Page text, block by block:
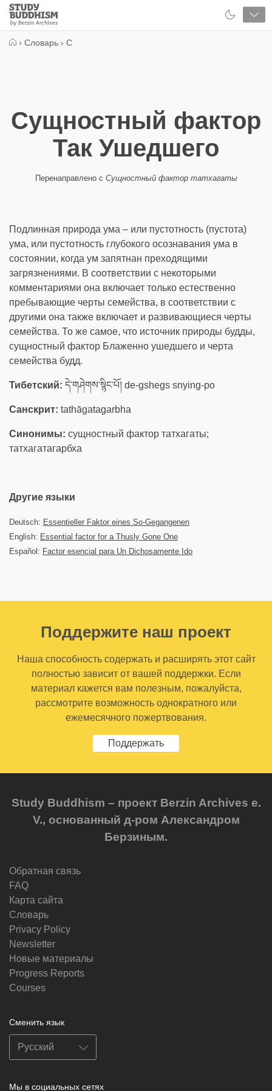
Close
Study
Buddhism
› Словарь › С
Сущностный фактор
Так Ушедшего
Перенаправлено с Сущностный фактор татхагаты
Подлинная природа ума – или пустотность (пустота)
ума, или пустотность глубокого осознавания ума в
состоянии, когда ум запятнан преходящими
загрязнениями. В соответствии с некоторыми
комментариями она включает только естественно
пребывающие черты семейства, в соответствии с
другими она также включает и развивающиеся черты
семейства. То же самое, что источник природы будды,
сущностный фактор Блаженно ушедшего и черта
семейства будд.
Тибетский: དེ་གཤེགས་སྙིང་པོ། de-gshegs snying-po
Санскрит: tathāgatagarbha
Синонимы: сущностный фактор татхагаты;
татхагатагарбха
Другие языки
Deutsch: Essentieller Faktor eines So-Gegangenen
English: Essential factor for a Thusly Gone One
Español: Factor esencial para Un Dichosamente Ido
Поддержите наш проект
Наша способность содержать и расширять этот сайт
полностью зависит от вашей поддержки. Если
материал кажется вам полезным, пожалуйста,
рассмотрите возможность однократного или
ежемесячного пожертвования.
Поддержать
Study Buddhism – проект Berzin Archives e.
V., основанный д-ром Александром
Берзиным.
Обратная связь
FAQ
Карта сайта
Словарь
Privacy Policy
Newsletter
Новые материалы
Progress Reports
Courses
Сменить язык
Мы в социальных сетях